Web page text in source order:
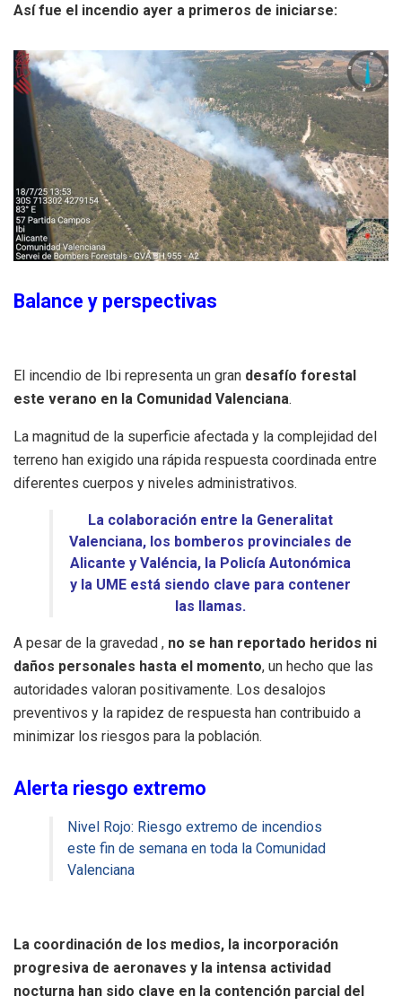
Así fue el incendio ayer a primeros de iniciarse:
Balance y perspectivas
El incendio de Ibi representa un gran desafío forestal
este verano en la Comunidad Valenciana.
La magnitud de la superficie afectada y la complejidad del
terreno han exigido una rápida respuesta coordinada entre
diferentes cuerpos y niveles administrativos.
La colaboración entre la Generalitat
Valenciana, los bomberos provinciales de
Alicante y Valéncia, la Policía Autonómica
y la UME está siendo clave para contener
las llamas.
A pesar de la gravedad , no se han reportado heridos ni
daños personales hasta el momento, un hecho que las
autoridades valoran positivamente. Los desalojos
preventivos y la rapidez de respuesta han contribuido a
minimizar los riesgos para la población.
Alerta riesgo extremo
Nivel Rojo: Riesgo extremo de incendios
este fin de semana en toda la Comunidad
Valenciana
La coordinación de los medios, la incorporación
progresiva de aeronaves y la intensa actividad
nocturna han sido clave en la contención parcial del